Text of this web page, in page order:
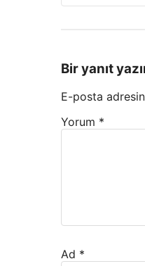
Bir yanıt
E-posta
Yorum *
Ad *